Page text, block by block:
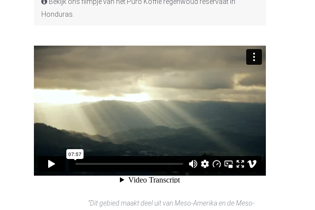
Honduras.
“Dit gebied maakt deel uit van Meso-Amerika en de Meso-